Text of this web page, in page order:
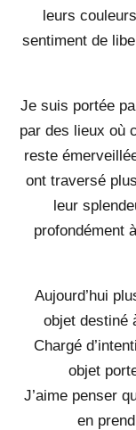
leurs
sentiment de
Je suis portée
par des lieux où
reste
ont traversé
leur
profondément
Aujourd’hui
objet destiné
Chargé
objet
J’aime penser
en